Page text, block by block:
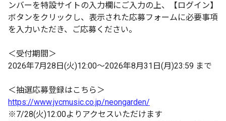
ンバーを特設サイトの入力欄にご入力の上、【ログイン】
ボタンをクリックし、表示された応募フォームに必要事項
を入力いただき、ご応募ください。
＜受付期間＞
2026年7月28日(火)12:00～2026年8月31日(月)23:59 まで
＜抽選応募登録はこちら＞
https://www.jvcmusic.co.jp/neongarden/
※7/28(火)12:00よりアクセスいただけます